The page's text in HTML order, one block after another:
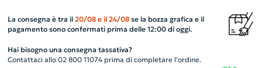
La consegna è tra il 20/08 e il 24/08se la bozza grafica e il
pagamento sono confermati prima delle 12:00 di oggi.
Hai bisogno una consegna tassativa?
Contattaci allo 02 800 11074 prima di completare l’ordine.